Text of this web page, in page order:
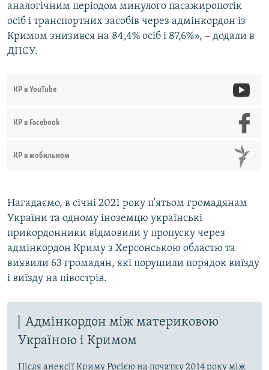
аналогічним періодом минулого пасажиропотік
осіб і транспортних засобів через адмінкордон із
Кримом знизився на 84,4% осіб і 87,6%», – додали в
ДПСУ.
КР в YouTube
КР в Facebook
КР в мобильном
Нагадаємо, в січні 2021 року п'ятьом громадянам
України та одному іноземцю українські
прикордонники відмовили у пропуску через
адмінкордон Криму з Херсонською областю та
виявили 63 громадян, які порушили порядок виїзду
і виїзду на півострів.
Адмінкордон між материковою
Україною і Кримом
Після анексії Криму Росією на початку 2014 року між